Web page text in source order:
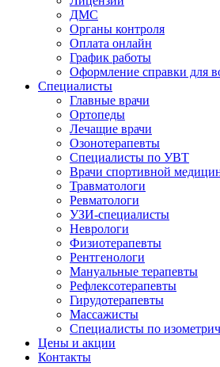
ДМС
Органы контроля
Оплата онлайн
График работы
Оформление справки для
Специалисты
Главные врачи
Ортопеды
Лечащие врачи
Озонотерапевты
Специалисты по УВТ
Врачи спортивной
Травматологи
Ревматологи
УЗИ-специалисты
Неврологи
Физиотерапевты
Рентгенологи
Мануальные терапевты
Рефлексотерапевты
Гирудотерапевты
Массажисты
Специалисты по
Цены и акции
Контакты